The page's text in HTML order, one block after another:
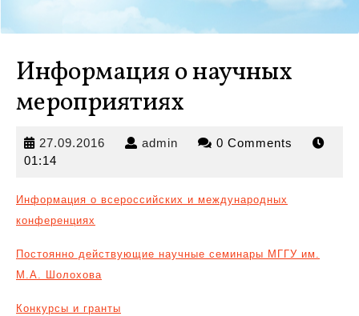
Информация о научных
мероприятиях
27.09.2016 27.09.2016
admin admin 0 Comments
01:14
Информация о всероссийских и международных
конференциях
Постоянно действующие научные семинары МГГУ им.
М.А. Шолохова
Конкурсы и гранты